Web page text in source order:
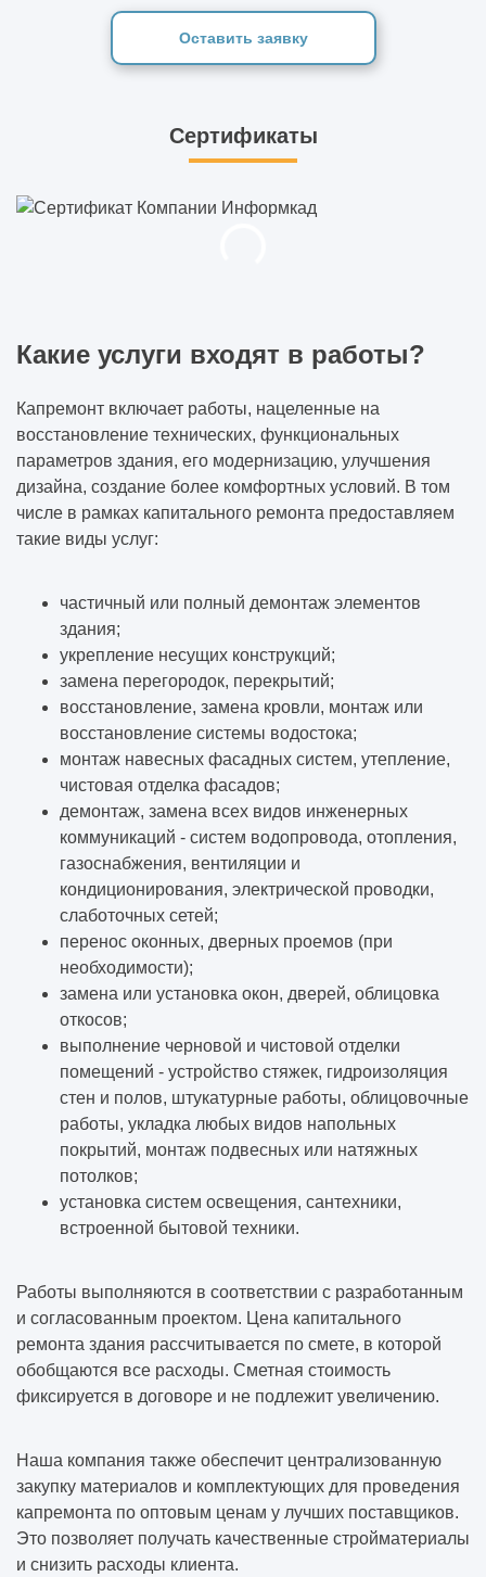
Оставить заявку
Сертификаты
Какие услуги входят в работы?
Капремонт включает работы, нацеленные на
восстановление технических, функциональных
параметров здания, его модернизацию, улучшения
дизайна, создание более комфортных условий. В том
числе в рамках капитального ремонта предоставляем
такие виды услуг:
частичный или полный демонтаж элементов
здания;
укрепление несущих конструкций;
замена перегородок, перекрытий;
восстановление, замена кровли, монтаж или
восстановление системы водостока;
монтаж навесных фасадных систем, утепление,
чистовая отделка фасадов;
демонтаж, замена всех видов инженерных
коммуникаций - систем водопровода, отопления,
газоснабжения, вентиляции и
кондиционирования, электрической проводки,
слаботочных сетей;
перенос оконных, дверных проемов (при
необходимости);
замена или установка окон, дверей, облицовка
откосов;
выполнение черновой и чистовой отделки
помещений - устройство стяжек, гидроизоляция
стен и полов, штукатурные работы, облицовочные
работы, укладка любых видов напольных
покрытий, монтаж подвесных или натяжных
потолков;
установка систем освещения, сантехники,
встроенной бытовой техники.
Работы выполняются в соответствии с разработанным
и согласованным проектом. Цена капитального
ремонта здания рассчитывается по смете, в которой
обобщаются все расходы. Сметная стоимость
фиксируется в договоре и не подлежит увеличению.
Наша компания также обеспечит централизованную
закупку материалов и комплектующих для проведения
капремонта по оптовым ценам у лучших поставщиков.
Это позволяет получать качественные стройматериалы
и снизить расходы клиента.